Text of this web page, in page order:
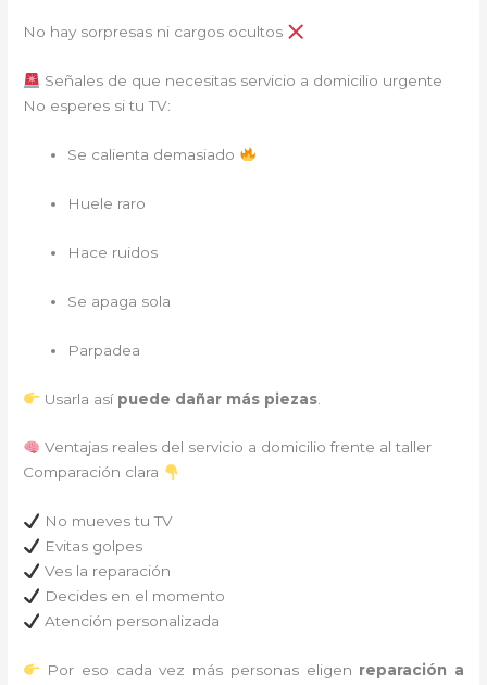
No hay sorpresas ni cargos ocultos
Señales de que necesitas servicio a domicilio urgente
No esperes si tu TV:
Se calienta demasiado
Huele raro
Hace ruidos
Se apaga sola
Parpadea
Usarla así puede dañar más piezas.
Ventajas reales del servicio a domicilio frente al taller
Comparación clara
No mueves tu TV
Evitas golpes
Ves la reparación
Decides en el momento
Atención personalizada
Por eso cada vez más personas eligen reparación a